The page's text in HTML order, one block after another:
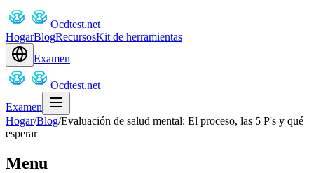
Ocdtest.net
HogarBlogRecursosKit de herramientas
Examen
Ocdtest.net
Examen
Hogar/Blog/Evaluación de salud mental: El proceso, las 5 P's y qué
esperar
Menu